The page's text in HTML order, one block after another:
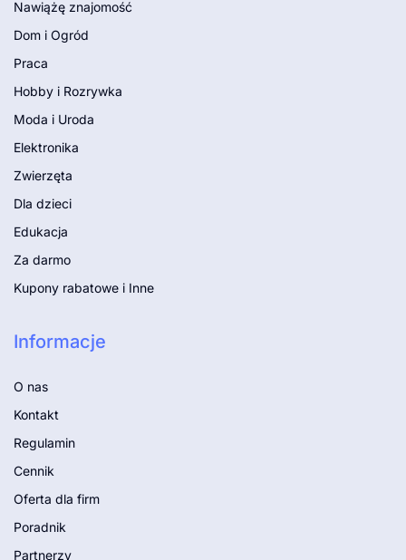
Nawiążę znajomość
Dom i Ogród
Praca
Hobby i Rozrywka
Moda i Uroda
Elektronika
Zwierzęta
Dla dzieci
Edukacja
Za darmo
Kupony rabatowe i Inne
Informacje
O nas
Kontakt
Regulamin
Cennik
Oferta dla firm
Poradnik
Partnerzy